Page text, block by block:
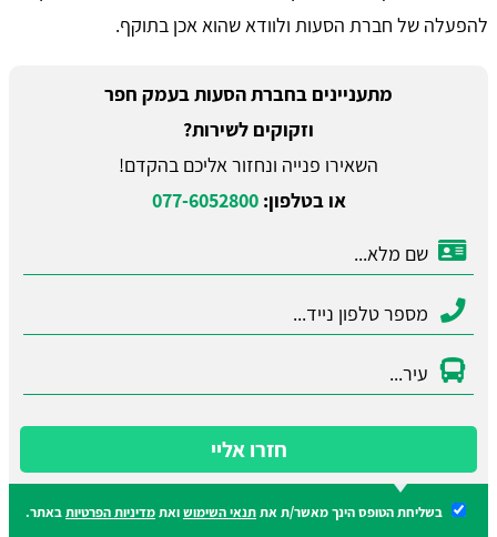
להפעלה של חברת הסעות ולוודא שהוא אכן בתוקף.
מתעניינים בחברת הסעות בעמק חפר
וזקוקים לשירות?
השאירו פנייה ונחזור אליכם בהקדם!
או בטלפון:077-6052800
חזרו אליי
בשליחת הטופס הינך מאשר/ת אתתנאי השימושואתמדיניות הפרטיותבאתר.